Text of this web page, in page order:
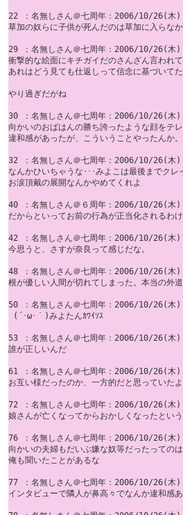
22 ：名無しさん＠七周年：2006/10/26(
草加の奴らに子供が死んだのは草加に入らな
29 ：名無しさん＠七周年：2006/10/26(
衝撃的な絵面にキチガイだのさんざん言われ
あれはどう見ても仕返しって信念に基づいてた
やり過ぎだがね
30 ：名無しさん＠七周年：2006/10/26(
向かいのおばはんの勝ち誇ったような顔をテ
違和感があったが、こういうことやったんか。
32 ：名無しさん＠七周年：2006/10/26(
なんかひいちゃうな･･･みよこは最後までクレ
お涙頂戴の展開なんかやめてくれよ
40 ：名無しさん＠６周年：2006/10/26(
だからといってお前の行為が正当化されるわ
42 ：名無しさん＠七周年：2006/10/26(
今思うと、さすが奈良って感じだな。
48 ：名無しさん＠七周年：2006/10/26(木
根が優しい人間が切れてしまった。本当の外
50 ：名無しさん＠七周年：2006/10/26(
(´･ω･｀)みよたんｶﾜｲｿｽ
53 ：名無しさん＠七周年：2006/10/26(木
誰が正しいんだ
61 ：名無しさん＠七周年：2006/10/26(
お互い様だったのか、一方的だと思っていたよ
72 ：名無しさん＠七周年：2006/10/
娘さんが亡くなってからおかしくなったという
76 ：名無しさん＠七周年：2006/10/26(
向かいの夫婦もだいぶ嫌な奴等だったってのは
俺も聞いたことがあるな
77 ：名無しさん＠七周年：2006/10/26(
インタビューで隣人が鼻高々でなんか違和感